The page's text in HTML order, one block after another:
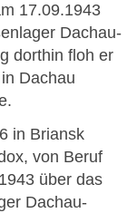
17.09.1943
Dachau-
dorthin floh er
Dachau
in Briansk
von Beruf
über das
Dachau-